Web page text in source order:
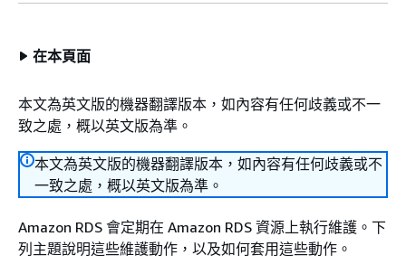
在本頁面
本文為英文版的機器翻譯版本，如內容有任何歧義或不一
致之處，概以英文版為準。
本文為英文版的機器翻譯版本，如內容有任何歧義或不
一致之處，概以英文版為準。
Amazon RDS 會定期在 Amazon RDS 資源上執行維護。下
列主題說明這些維護動作，以及如何套用這些動作。